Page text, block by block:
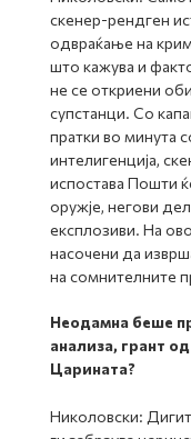
скенер-рендген
одвраќање на
што кажува и
не се откриени
супстанци. Со
пратки во минута
интелигенција,
испостава Пошти
оружје, негови
експлозиви. На
насочени да
на сомнителните
Неодамна беше
анализа, грант
Царината?
Николовски: